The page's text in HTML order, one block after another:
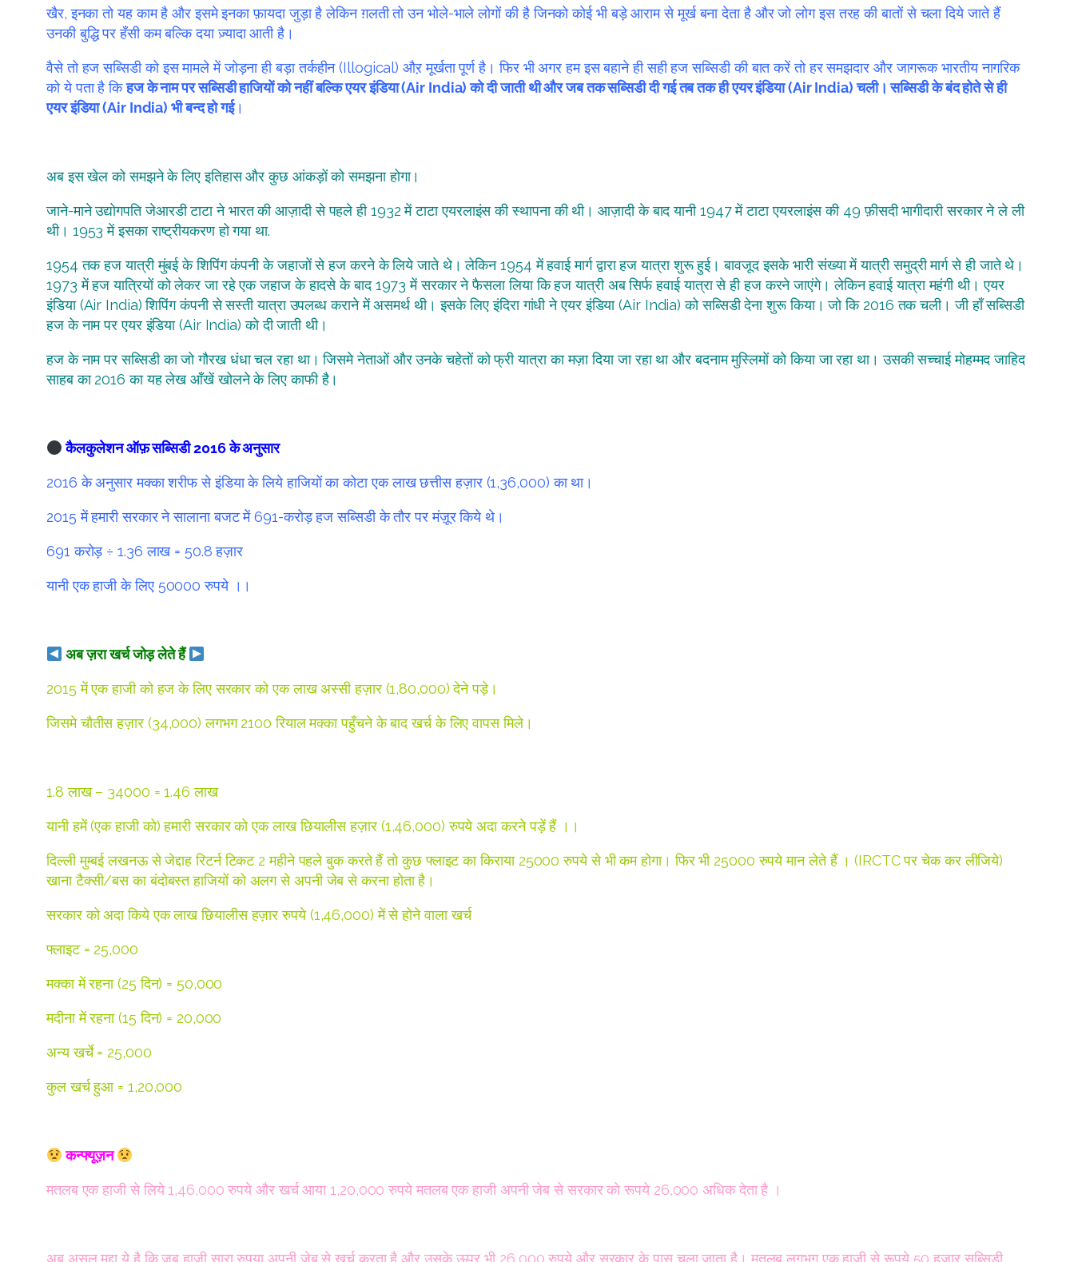
खैर, इनका तो यह काम है और इसमे इनका फ़ायदा जुड़ा है लेकिन ग़लती तो उन भोले-भाले लोगों की है जिनको कोई भी बड़े आराम से मूर्ख बना देता है और जो लोग इस तरह की बातों से चला दिये जाते हैं
उनकी बुद्धि पर हँसी कम बल्कि दया ज़्यादा आती है।
वैसे तो हज सब्सिडी को इस मामले में जोड़ना ही बड़ा तर्कहीन (Illogical) औऱ मूर्खता पूर्ण है। फिर भी अगर हम इस बहाने ही सही हज सब्सिडी की बात करें तो हर समझदार और जागरूक भारतीय नागरिक
को ये पता है किहज के नाम पर सब्सिडी हाजियों को नहीं बल्कि एयर इंडिया (Air India) को दी जाती थी और जब तक सब्सिडी दी गई तब तक ही एयर इंडिया (Air India) चली। सब्सिडी के बंद होते से ही
एयर इंडिया (Air India) भी बन्द हो गई।
अब इस खेल को समझने के लिए इतिहास और कुछ आंकड़ों को समझना होगा।
जाने-माने उद्योगपति जेआरडी टाटा ने भारत की आज़ादी से पहले ही 1932 में टाटा एयरलाइंस की स्थापना की थी। आज़ादी के बाद यानी 1947 में टाटा एयरलाइंस की 49 फ़ीसदी भागीदारी सरकार ने ले ली
थी। 1953 में इसका राष्ट्रीयकरण हो गया था.
1954 तक हज यात्री मुंबई के शिपिंग कंपनी के जहाजों से हज करने के लिये जाते थे। लेकिन 1954 में हवाई मार्ग द्वारा हज यात्रा शुरू हुई। बावजूद इसके भारी संख्या में यात्री समुद्री मार्ग से ही जाते थे।
1973 में हज यात्रियों को लेकर जा रहे एक जहाज के हादसे के बाद 1973 में सरकार ने फैसला लिया कि हज यात्री अब सिर्फ हवाई यात्रा से ही हज करने जाएंगे। लेकिन हवाई यात्रा महंगी थी। एयर
इंडिया (Air India) शिपिंग कंपनी से सस्ती यात्रा उपलब्ध कराने में असमर्थ थी। इसके लिए इंदिरा गांधी ने एयर इंडिया (Air India) को सब्सिडी देना शुरू किया। जो कि 2016 तक चली। जी हाँ सब्सिडी
हज के नाम पर एयर इंडिया (Air India) को दी जाती थी।
हज के नाम पर सब्सिडी का जो गौरख धंधा चल रहा था। जिसमे नेताओं और उनके चहेतों को फ्री यात्रा का मज़ा दिया जा रहा था और बदनाम मुस्लिमों को किया जा रहा था। उसकी सच्चाई मोहम्मद जाहिद
साहब का 2016 का यह लेख आँखें खोलने के लिए काफी है।
कैलकुलेशन ऑफ़ सब्सिडी 2016 के अनुसार
2016 के अनुसार मक्का शरीफ से इंडिया के लिये हाजियों का कोटा एक लाख छत्तीस हज़ार (1,36,000) का था।
2015 में हमारी सरकार ने सालाना बजट में 691-करोड़ हज सब्सिडी के तौर पर मंज़ूर किये थे।
691 करोड़ ÷ 1.36 लाख = 50.8 हज़ार
यानी एक हाजी के लिए 50000 रुपये ।।
अब ज़रा खर्च जोड़ लेते हैं
2015 में एक हाजी को हज के लिए सरकार को एक लाख अस्सी हज़ार (1,80,000) देने पड़े।
जिसमे चौतीस हज़ार (34,000) लगभग 2100 रियाल मक्का पहुँचने के बाद खर्च के लिए वापस मिले।
1.8 लाख – 34000 = 1.46 लाख
यानी हमें (एक हाजी को) हमारी सरकार को एक लाख छियालीस हज़ार (1,46,000) रुपये अदा करने पड़ें हैं ।।
दिल्ली मुम्बई लखनऊ से जेद्दाह रिटर्न टिकट 2 महीने पहले बुक करते हैं तो कुछ फ्लाइट का किराया 25000 रुपये से भी कम होगा। फिर भी 25000 रुपये मान लेते हैं । (IRCTC पर चेक कर लीजिये)
खाना टैक्सी/बस का बंदोबस्त हाजियों को अलग से अपनी जेब से करना होता है।
सरकार को अदा किये एक लाख छियालीस हज़ार रुपये (1,46,000) में से होने वाला खर्च
फ्लाइट = 25,000
मक्का में रहना (25 दिन) = 50,000
मदीना में रहना (15 दिन) = 20,000
अन्य खर्चे = 25,000
कुल खर्च हुआ = 1,20,000
कन्फ्यूज़न
मतलब एक हाजी से लिये 1,46,000 रुपये और खर्च आया 1,20,000 रुपये मतलब एक हाजी अपनी जेब से सरकार को रूपये 26,000 अधिक देता है ।
अब असल मुद्दा ये है कि जब हाजी सारा रुपया अपनी जेब से खर्च करता है और उसके ऊपर भी 26,000 रुपये और सरकार के पास चला जाता है। मतलब लगभग एक हाजी से रूपये 50 हज़ार सब्सिडी